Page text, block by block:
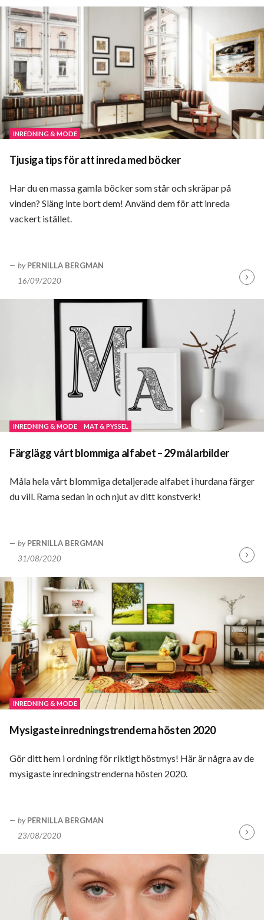
INREDNING & MODE
Tjusiga tips för att inreda med böcker
Har du en massa gamla böcker som står och skräpar på
vinden? Släng inte bort dem! Använd dem för att inreda
vackert istället.
by PERNILLA BERGMAN
16/09/2020
INREDNING & MODE MAT & PYSSEL
Färglägg vårt blommiga alfabet – 29 målarbilder
Måla hela vårt blommiga detaljerade alfabet i hurdana färger
du vill. Rama sedan in och njut av ditt konstverk!
by PERNILLA BERGMAN
31/08/2020
INREDNING & MODE
Mysigaste inredningstrenderna hösten 2020
Gör ditt hem i ordning för riktigt höstmys! Här är några av de
mysigaste inredningstrenderna hösten 2020.
by PERNILLA BERGMAN
23/08/2020